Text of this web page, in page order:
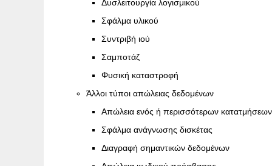
Δυσλειτουργία λογισμικού
Σφάλμα υλικού
Συντριβή ιού
Σαμποτάζ
Φυσική καταστροφή
Άλλοι τύποι απώλειας δεδομένων
Απώλεια ενός ή περισσότερων κατατμήσεων
Σφάλμα ανάγνωσης δισκέτας
Διαγραφή σημαντικών δεδομένων